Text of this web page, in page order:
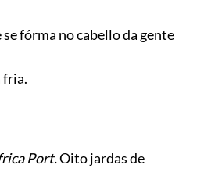
fórma no cabello da gente
fria.
Port.Oito jardas de